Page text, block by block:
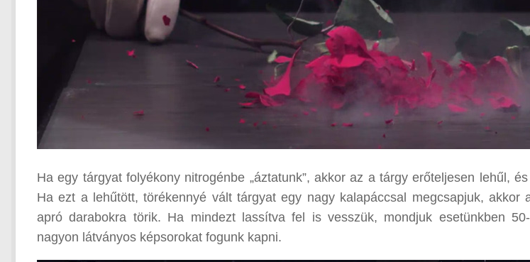
Ha egy tárgyat folyékony nitrogénbe „áztatunk”, akkor az a tárgy erőteljesen lehűl,
Ha ezt a lehűtött, törékennyé vált tárgyat egy nagy kalapáccsal megcsapjuk, akkor
apró darabokra törik. Ha mindezt lassítva fel is vesszük, mondjuk esetünkben
nagyon látványos képsorokat fogunk kapni.